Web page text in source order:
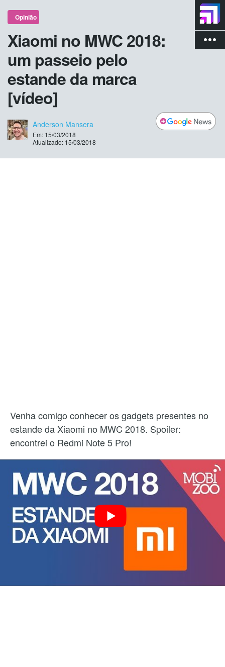
more_vert
Opinião
Xiaomi no MWC 2018:
um passeio pelo
estande da marca
[vídeo]
Anderson Mansera
Em: 15/03/2018
Atualizado: 15/03/2018
Venha comigo conhecer os gadgets presentes no
estande da Xiaomi no MWC 2018. Spoiler:
encontrei o Redmi Note 5 Pro!